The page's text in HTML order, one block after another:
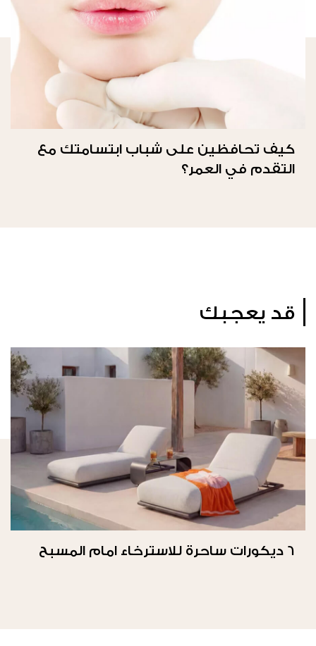
كيف تحافظين على شباب ابتسامتك مع
التقدم في العمر؟
قد يعجبك
6 ديكورات ساحرة للاسترخاء امام المسبح